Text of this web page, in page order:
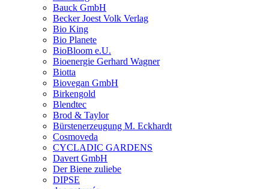
Bauck GmbH
Becker Joest Volk Verlag
Bio King
Bio Planete
BioBloom e.U.
Bioenergie Gerhard Wagner
Biotta
Biovegan GmbH
Birkengold
Blendtec
Brod & Taylor
Bürstenerzeugung M. Eckhardt
Cosmoveda
CYCLADIC GARDENS
Davert GmbH
Der Biene zuliebe
DIPSE